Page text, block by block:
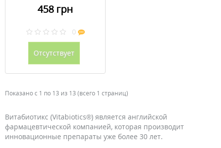
458 грн
0
Отсутствует
Показано с 1 по 13 из 13 (всего 1 страниц)
Витабиотикс (Vitabiotics®) является английской
фармацевтической компанией, которая производит
инновационные препараты уже более 30 лет.